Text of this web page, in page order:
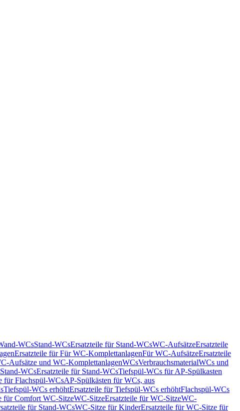
WCsStand-WCsErsatzteile für Stand-WCsWC-AufsätzeErsatzteile
Ersatzteile für Für WC-KomplettanlagenFür WC-AufsätzeErsatzteile
Aufsätze und WC-KomplettanlagenWCsVerbrauchsmaterialWCs und
Stand-WCsErsatzteile für Stand-WCsTiefspül-WCs für AP-Spülkasten
für Flachspül-WCsAP-Spülkästen für WCs, aus
Tiefspül-WCs erhöhtErsatzteile für Tiefspül-WCs erhöhtFlachspül-WCs
für Comfort WC-SitzeWC-SitzeErsatzteile für WC-SitzeWC-
für Stand-WCsWC-Sitze für KinderErsatzteile für WC-Sitze für